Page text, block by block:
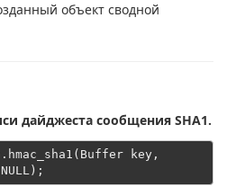
объект сводной
дайджеста сообщения SHA1.
key,